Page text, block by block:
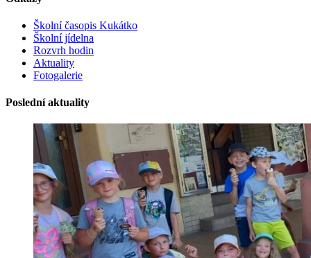
Školní časopis Kukátko
Školní jídelna
Rozvrh hodin
Aktuality
Fotogalerie
Poslední aktuality